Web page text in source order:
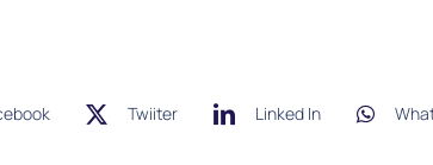
Twiiter Linked In